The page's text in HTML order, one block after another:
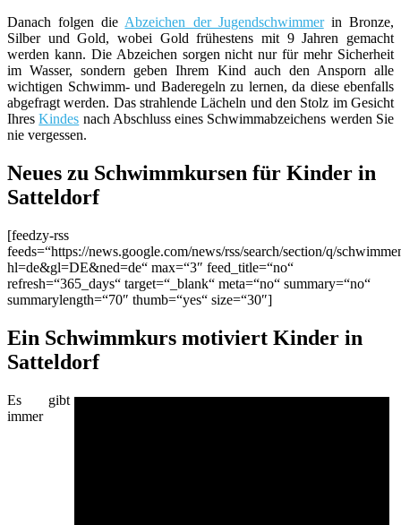
Danach folgen die Abzeichen der Jugendschwimmerin Bronze,
Silber und Gold, wobei Gold frühestens mit 9 Jahren gemacht
werden kann. Die Abzeichen sorgen nicht nur für mehr Sicherheit
im Wasser, sondern geben Ihrem Kind auch den Ansporn alle
wichtigen Schwimm- und Baderegeln zu lernen, da diese ebenfalls
abgefragt werden. Das strahlende Lächeln und den Stolz im Gesicht
IhresKindes nach Abschluss eines Schwimmabzeichens werden Sie
nie vergessen.
Neues zu Schwimmkursen für Kinder in
Satteldorf
[feedzy-rss
feeds=“https://news.google.com/news/rss/search/section/q/
hl=de&gl=DE&ned=de“ max=“3″ feed_title=“no“
refresh=“365_days“ target=“_blank“ meta=“no“ summary=“no“
summarylength=“70″ thumb=“yes“ size=“30″]
Ein Schwimmkurs motiviert Kinder in
Satteldorf
Es gibt
immer